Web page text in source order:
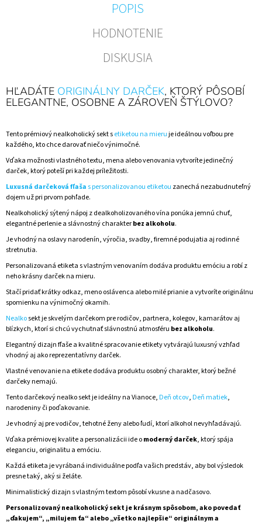
POPIS
HODNOTENIE
DISKUSIA
HĽADÁTE ORIGINÁLNY DARČEK, KTORÝ PÔSOBÍ
ELEGANTNE, OSOBNE A ZÁROVEŇ ŠTÝLOVO?
Tento prémiový nealkoholický sekt setiketou na mieruje ideálnou voľbou pre
každého, kto chce darovať niečo výnimočné.
Vďaka možnosti vlastného textu, mena alebo venovania vytvoríte jedinečný
darček, ktorý poteší pri každej príležitosti.
Luxusná darčeková fľašas personalizovanou etiketou zanechá nezabudnuteľný
dojem už pri prvom pohľade.
Nealkoholický sýtený nápoj z dealkoholizovaného vína ponúka jemnú chuť,
elegantné perlenie a slávnostný charakterbez alkoholu.
Je vhodný na oslavy narodenín, výročia, svadby, firemné podujatia aj rodinné
stretnutia.
Personalizovaná etiketa s vlastným venovaním dodáva produktu emóciu a robí z
neho krásny darček na mieru.
Stačí pridať krátky odkaz, meno oslávenca alebo milé prianie a vytvoríte originálnu
spomienku na výnimočný okamih.
Nealkosekt je skvelým darčekom pre rodičov, partnera, kolegov, kamarátov aj
blízkych, ktorí si chcú vychutnať slávnostnú atmosféru bez alkoholu.
Elegantný dizajn fľaše a kvalitné spracovanie etikety vytvárajú luxusný vzhľad
vhodný aj ako reprezentatívny darček.
Vlastné venovanie na etikete dodáva produktu osobný charakter, ktorý bežné
darčeky nemajú.
Tento darčekový nealko sekt je ideálny na Vianoce, Deň otcov, Deň matiek,
narodeniny či poďakovanie.
Je vhodný aj pre vodičov, tehotné ženy alebo ľudí, ktorí alkohol nevyhľadávajú.
Vďaka prémiovej kvalite a personalizácii ide omoderný darček, ktorý spája
eleganciu, originalitu a emóciu.
Každá etiketa je vyrábaná individuálne podľa vašich predstáv, aby bol výsledok
presne taký, aký si želáte.
Minimalistický dizajn s vlastným textom pôsobí vkusne a nadčasovo.
Personalizovaný nealkoholický sekt je krásnym spôsobom, ako povedať
„ďakujem“, „milujem ťa“ alebo „všetko najlepšie“ originálnym a